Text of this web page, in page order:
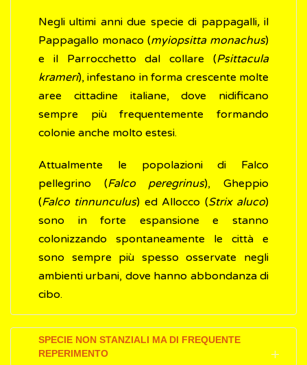
Negli ultimi anni due specie di pappagalli,il
Pappagallo monaco (myiopsitta monachus)
e il Parrocchetto dal collare (Psittacula
krameri), infestano in forma crescente molte
aree cittadine italiane, dove nidificano
sempre più frequentemente formando
colonie anche molto estesi.
Attualmente le popolazioni di Falco
pellegrino (Falco peregrinus), Gheppio
(Falco tinnunculus) ed Allocco (Strix aluco)
sono in forte espansione e stanno
colonizzando spontaneamente le città e
sono sempre più spesso osservate negli
ambienti urbani, dove hanno abbondanza di
cibo.
SPECIE NON STANZIALI MA DI FREQUENTE
REPERIMENTO